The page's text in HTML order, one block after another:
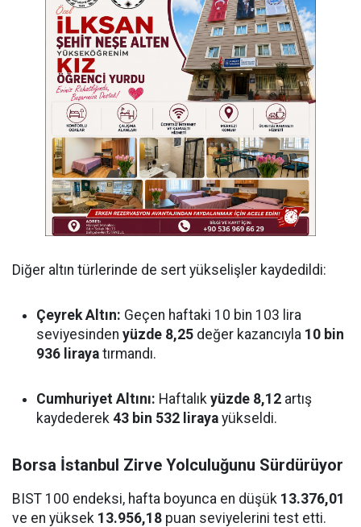
Diğer altın türlerinde de sert yükselişler kaydedildi:
Çeyrek Altın: Geçen haftaki 10 bin 103 lira
seviyesinden yüzde 8,25 değer kazancıyla 10 bin
936 liraya tırmandı.
Cumhuriyet Altını: Haftalık yüzde 8,12 artış
kaydederek 43 bin 532 liraya yükseldi.
Borsa İstanbul Zirve Yolculuğunu Sürdürüyor
BIST 100 endeksi, hafta boyunca en düşük 13.376,01
ve en yüksek 13.956,18 puan seviyelerini test etti.